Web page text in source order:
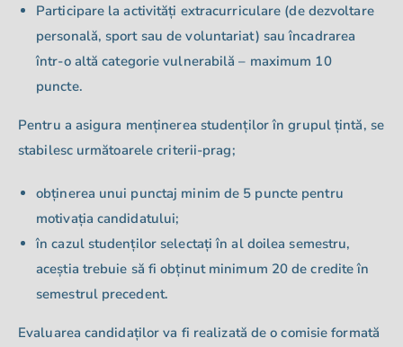
Participare la activități extracurriculare (de dezvoltare
personală, sport sau de voluntariat) sau încadrarea
într-o altă categorie vulnerabilă – maximum 10
puncte.
Pentru a asigura menținerea studenților în grupul țintă, se
stabilesc următoarele criterii-prag;
obținerea unui punctaj minim de 5 puncte pentru
motivația candidatului;
în cazul studenților selectați în al doilea semestru,
aceștia trebuie să fi obținut minimum 20 de credite în
semestrul precedent.
Evaluarea candidaților va fi realizată de o comisie formată